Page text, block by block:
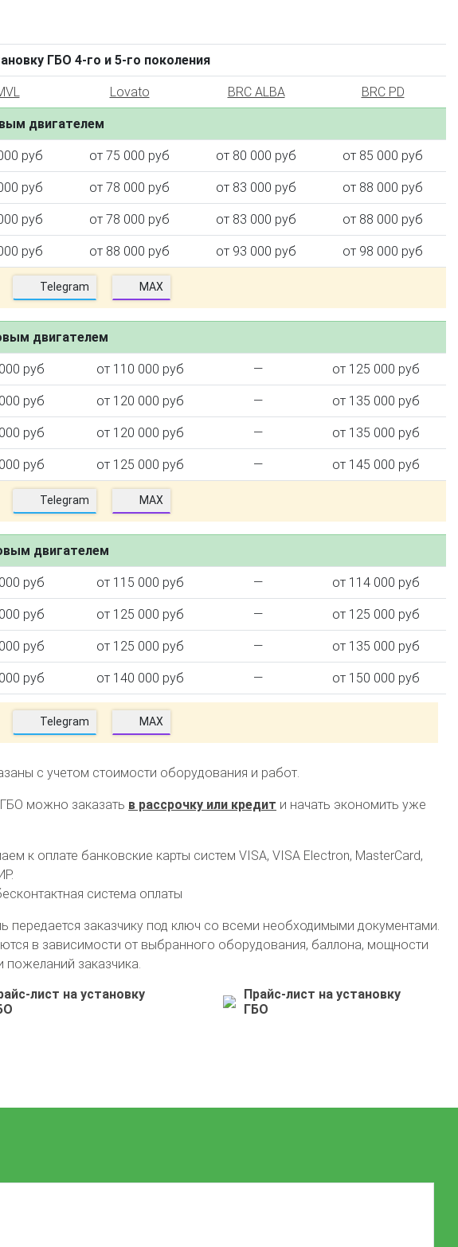
ГБО 4-го и 5-го поколения
Lovato BRC ALBA BRC PD
двигателем
руб от 75 000 руб от 80 000 руб от 85 000 руб
руб от 78 000 руб от 83 000 руб от 88 000 руб
руб от 78 000 руб от 83 000 руб от 88 000 руб
руб от 88 000 руб от 93 000 руб от 98 000 руб
Telegram MAX
двигателем
руб от 110 000 руб — от 125 000 руб
руб от 120 000 руб — от 135 000 руб
руб от 120 000 руб — от 135 000 руб
руб от 125 000 руб — от 145 000 руб
Telegram MAX
двигателем
руб от 115 000 руб — от 114 000 руб
руб от 125 000 руб — от 125 000 руб
руб от 125 000 руб — от 135 000 руб
руб от 140 000 руб — от 150 000 руб
Telegram MAX
с учетом стоимости оборудования и работ.
можно заказать в рассрочку или кредит и начать экономить уже
к оплате банковские карты систем VISA, VISA Electron, MasterCard,
система оплаты
передается заказчику под ключ со всеми необходимыми документами.
в зависимости от выбранного оборудования, баллона, мощности
пожеланий заказчика.
лист на установку
Прайс-лист на установку
ГБО